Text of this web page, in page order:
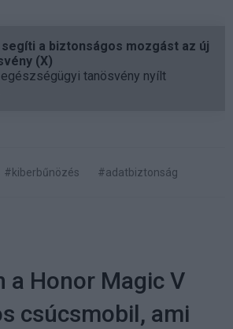
a biztonságos mozgást az új
(X)
tanösvény nyílt
#kiberbűnözés #adatbiztonság
a Honor Magic V
csúcsmobil, ami